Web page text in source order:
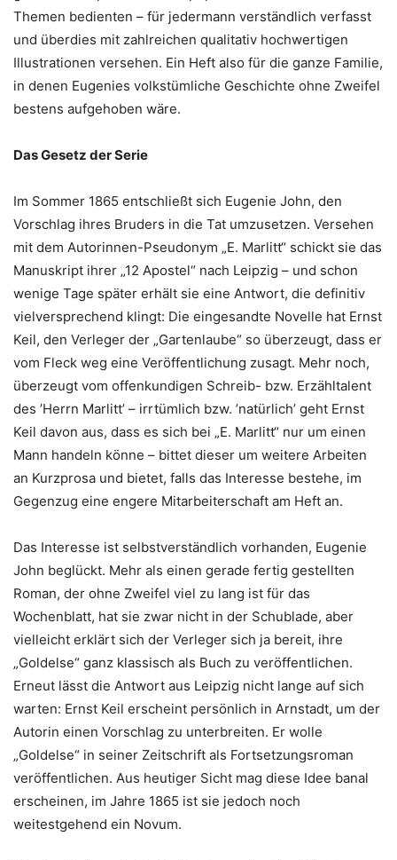
Themen bedienten – für jedermann verständlich verfasst
und überdies mit zahlreichen qualitativ hochwertigen
Illustrationen versehen. Ein Heft also für die ganze Familie,
in denen Eugenies volkstümliche Geschichte ohne Zweifel
bestens aufgehoben wäre.
Das Gesetz der Serie
Im Sommer 1865 entschließt sich Eugenie John, den
Vorschlag ihres Bruders in die Tat umzusetzen. Versehen
mit dem Autorinnen-Pseudonym „E. Marlitt“ schickt sie das
Manuskript ihrer „12 Apostel“ nach Leipzig – und schon
wenige Tage später erhält sie eine Antwort, die definitiv
vielversprechend klingt: Die eingesandte Novelle hat Ernst
Keil, den Verleger der „Gartenlaube“ so überzeugt, dass er
vom Fleck weg eine Veröffentlichung zusagt. Mehr noch,
überzeugt vom offenkundigen Schreib- bzw. Erzähltalent
des ’Herrn Marlitt’ – irrtümlich bzw. ’natürlich’ geht Ernst
Keil davon aus, dass es sich bei „E. Marlitt“ nur um einen
Mann handeln könne – bittet dieser um weitere Arbeiten
an Kurzprosa und bietet, falls das Interesse bestehe, im
Gegenzug eine engere Mitarbeiterschaft am Heft an.
Das Interesse ist selbstverständlich vorhanden, Eugenie
John beglückt. Mehr als einen gerade fertig gestellten
Roman, der ohne Zweifel viel zu lang ist für das
Wochenblatt, hat sie zwar nicht in der Schublade, aber
vielleicht erklärt sich der Verleger sich ja bereit, ihre
„Goldelse“ ganz klassisch als Buch zu veröffentlichen.
Erneut lässt die Antwort aus Leipzig nicht lange auf sich
warten: Ernst Keil erscheint persönlich in Arnstadt, um der
Autorin einen Vorschlag zu unterbreiten. Er wolle
„Goldelse“ in seiner Zeitschrift als Fortsetzungsroman
veröffentlichen. Aus heutiger Sicht mag diese Idee banal
erscheinen, im Jahre 1865 ist sie jedoch noch
weitestgehend ein Novum.